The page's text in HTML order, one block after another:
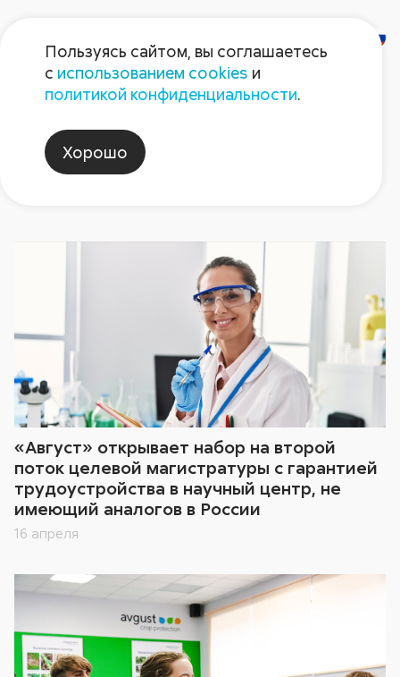
Новости
магистратура
«Август» открывает набор на второй
поток целевой магистратуры с гарантией
трудоустройства в научный центр, не
имеющий аналогов в России
16 апреля
Пользуясь сайтом, вы соглашаетесь
с использованием cookies и
политикой конфиденциальности.
Хорошо